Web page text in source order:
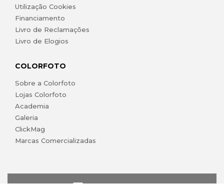
Utilização Cookies
Financiamento
Livro de Reclamações
Livro de Elogios
COLORFOTO
Sobre a Colorfoto
Lojas Colorfoto
Academia
Galeria
ClickMag
Marcas Comercializadas
lojaonline@colorfoto.pt